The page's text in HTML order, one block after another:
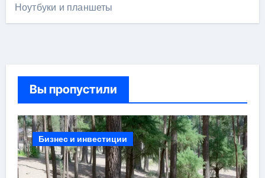
Ноутбуки и планшеты
Вы пропустили
Бизнес и инвестиции